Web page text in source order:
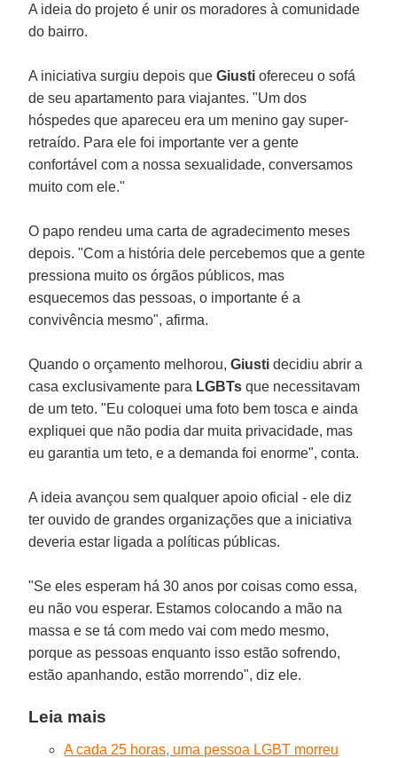
A ideia do projeto é unir os moradores à comunidade
do bairro.
A iniciativa surgiu depois queGiusti ofereceu o sofá
de seu apartamento para viajantes. "Um dos
hóspedes que apareceu era um menino gay super-
retraído. Para ele foi importante ver a gente
confortável com a nossa sexualidade, conversamos
muito com ele."
O papo rendeu uma carta de agradecimento meses
depois. "Com a história dele percebemos que a gente
pressiona muito os órgãos públicos, mas
esquecemos das pessoas, o importante é a
convivência mesmo", afirma.
Quando o orçamento melhorou,Giusti decidiu abrir a
casa exclusivamente para LGBTs que necessitavam
de um teto. "Eu coloquei uma foto bem tosca e ainda
expliquei que não podia dar muita privacidade, mas
eu garantia um teto, e a demanda foi enorme", conta.
A ideia avançou sem qualquer apoio oficial - ele diz
ter ouvido de grandes organizações que a iniciativa
deveria estar ligada a políticas públicas.
"Se eles esperam há 30 anos por coisas como essa,
eu não vou esperar. Estamos colocando a mão na
massa e se tá com medo vai com medo mesmo,
porque as pessoas enquanto isso estão sofrendo,
estão apanhando, estão morrendo", diz ele.
Leia mais
A cada 25 horas, uma pessoa LGBT morreu